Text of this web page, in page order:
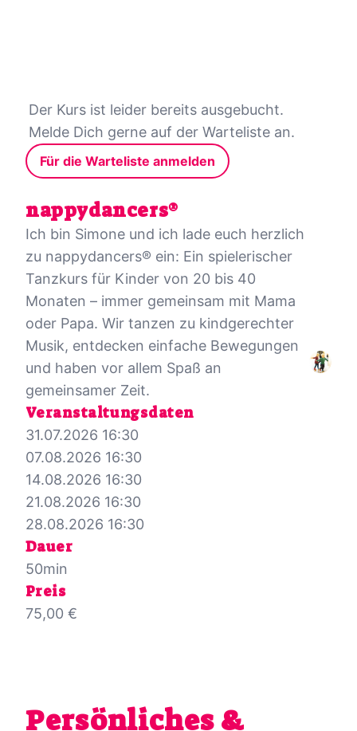
Der Kurs ist leider bereits ausgebucht.
Melde Dich gerne auf der Warteliste an.
Für die Warteliste anmelden
nappydancers®
Ich bin Simone und ich lade euch herzlich
zu nappydancers® ein: Ein spielerischer
Tanzkurs für Kinder von 20 bis 40
Monaten – immer gemeinsam mit Mama
oder Papa. Wir tanzen zu kindgerechter
Musik, entdecken einfache Bewegungen
und haben vor allem Spaß an
gemeinsamer Zeit.
Veranstaltungsdaten
31.07.2026 16:30
07.08.2026 16:30
14.08.2026 16:30
21.08.2026 16:30
28.08.2026 16:30
Dauer
50min
Preis
75,00 €
Persönliches &